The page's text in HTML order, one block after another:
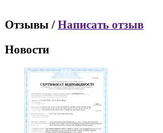
Отзывы /Написать отзыв
Новости